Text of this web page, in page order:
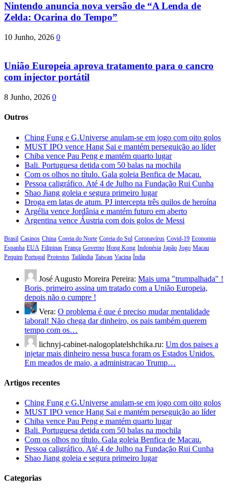
Nintendo anuncia nova versão de “A Lenda de
Zelda: Ocarina do Tempo”
10 Junho, 2026 0
União Europeia aprova tratamento para o cancro
com injector portátil
8 Junho, 2026 0
Outros
Ching Fung e G.Universe anulam-se em jogo com oito golos
MUST IPO vence Hang Sai e mantém perseguição ao líder
Chiba vence Pau Peng e mantém quarto lugar
Bali. Portuguesa detida com 50 balas na mochila
Com os olhos no título. Gala goleia Benfica de Macau.
Pessoa caligráfico. Até 4 de Julho na Fundação Rui Cunha
Shao Jiang goleia e segura primeiro lugar
Droga em latas de atum. PJ intercepta três quilos de heroína
Argélia vence Jordânia e mantém futuro em aberto
Argentina vence Áustria com dois golos de Messi
Brasil Casinos China Coreia do Norte Coreia do Sul Coronavírus Covid-19 Economia
Espanha EUA Filipinas França Governo Hong Kong Indonésia Japão Jogo Macau
Pequim Portugal Protestos Tailândia Taiwan Vacina Índia
José Augusto Moreira Pereira: Mais uma "trumpalhada" !
Boris, primeiro assina um tratado com a União Europeia,
depois não o cumpre !
Vera: O problema é que é preciso mudar mentalidade
laboral! Não chega dar dinheiro, os pais também querem
tempo com os…
lichnyj-cabinet-nalogoplatelshchika.ru: Um dos paises a
injetar mais dinheiro nessa busca foram os Estados Unidos.
Em meados de maio, a administracao Trump…
Artigos recentes
Ching Fung e G.Universe anulam-se em jogo com oito golos
MUST IPO vence Hang Sai e mantém perseguição ao líder
Chiba vence Pau Peng e mantém quarto lugar
Bali. Portuguesa detida com 50 balas na mochila
Com os olhos no título. Gala goleia Benfica de Macau.
Pessoa caligráfico. Até 4 de Julho na Fundação Rui Cunha
Shao Jiang goleia e segura primeiro lugar
Categorias